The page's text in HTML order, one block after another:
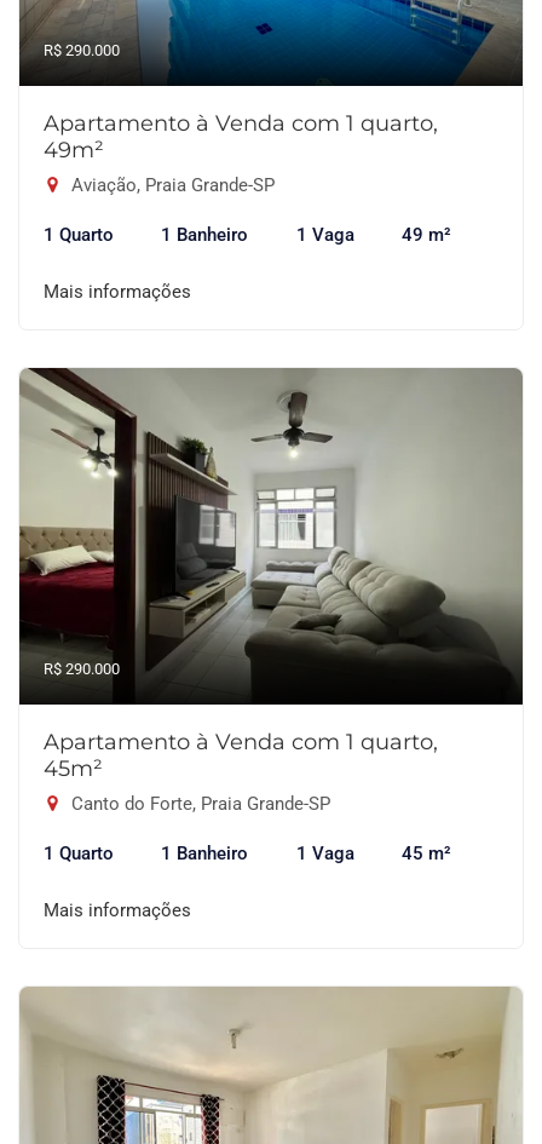
R$ 290.000
Apartamento à Venda com 1 quarto,
49m²
Aviação, Praia Grande-SP
1 Quarto 1 Banheiro 1 Vaga 49 m²
Mais informações
R$ 290.000
Apartamento à Venda com 1 quarto,
45m²
Canto do Forte, Praia Grande-SP
1 Quarto 1 Banheiro 1 Vaga 45 m²
Mais informações